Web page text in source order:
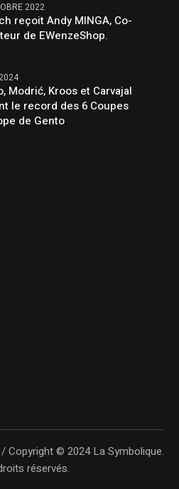
2022
reçoit Andy MINGA, Co-
de EWenzeShop.
Modrić, Kroos et Carvajal
le record des 6 Coupes
de Gento
/ Copyright © 2024 La Symbolique.
réservés.